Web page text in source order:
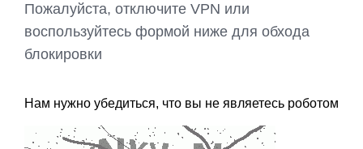
Пожалуйста, отключите VPN или
воспользуйтесь формой ниже для обхода
блокировки
Нам нужно убедиться, что вы не являетесь роботом